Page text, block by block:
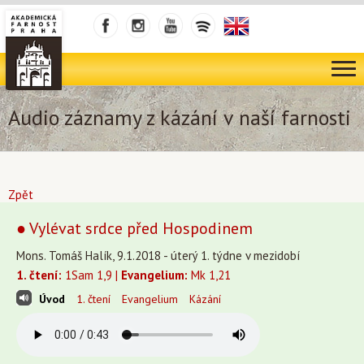
Audio záznamy z kázání v naší farnosti
Zpět
● Vylévat srdce před Hospodinem
Mons. Tomáš Halík, 9.1.2018 - úterý 1. týdne v mezidobí
1. čtení: 1Sam 1,9 | Evangelium: Mk 1,21
Úvod 1. čtení Evangelium Kázání